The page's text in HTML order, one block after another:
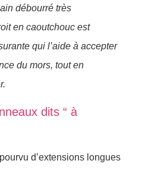
débourré très
en caoutchouc est
qui l’aide à accepter
du mors, tout en
dits “ à
d’extensions longues